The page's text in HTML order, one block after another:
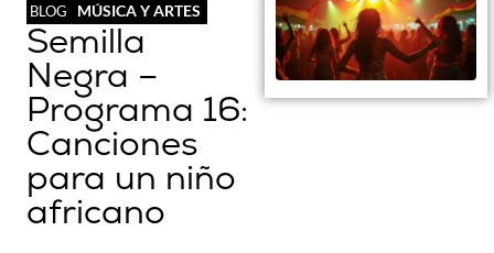
BLOG MÚSICA Y ARTES
Semilla
Negra –
Programa 16:
Canciones
para un niño
africano